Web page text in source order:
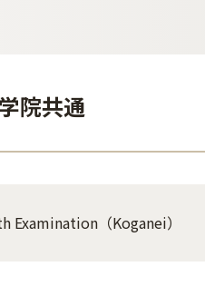
院共通
Examination（Koganei）